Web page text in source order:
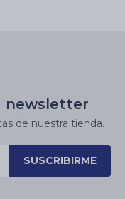
newsletter
de nuestra tienda.
SUSCRIBIRME